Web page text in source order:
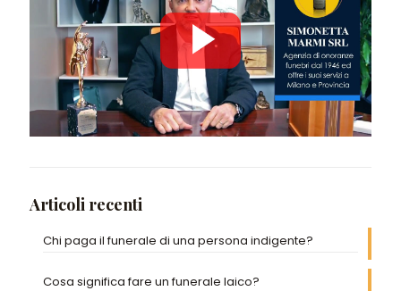
Articoli recenti
Chi paga il funerale di una persona indigente?
Cosa significa fare un funerale laico?